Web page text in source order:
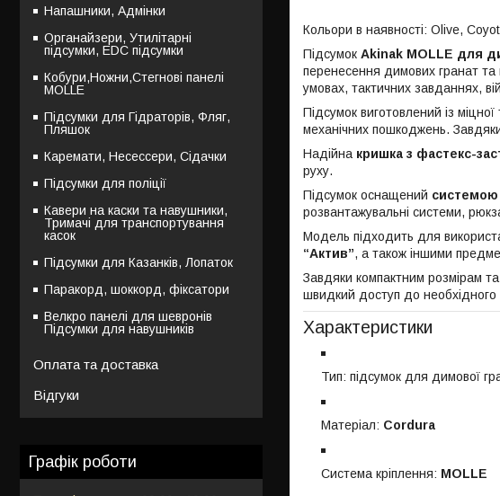
Кольори в наявності: Olive,
Підсумок Akinak MOLLE для
перенесення димових гранат та
умовах, тактичних завданнях,
Підсумок виготовлений із міцної
механічних пошкоджень.
Надійна кришка з фастекс-
руху.
Підсумок оснащений системою
розвантажувальні системи,
Модель підходить для
“Актив”, а також іншими
Завдяки компактним розмірам
швидкий доступ до необхідного
Характеристики
Тип: підсумок для димової
Матеріал: Cordura
Система кріплення: MOLLE
Напашники, Адмінки
Органайзери, Утилітарні
підсумки, EDC підсумки
Кобури,Ножни,Стегнові панелі
MOLLE
Підсумки для Гідраторів, Фляг,
Пляшок
Каремати, Несессери, Сідачки
Підсумки для поліції
Кавери на каски та навушники,
Тримачі для транспортування
касок
Підсумки для Казанків, Лопаток
Паракорд, шоккорд, фіксатори
Велкро панелі для шевронів
Підсумки для навушників
Оплата та доставка
Відгуки
Графік роботи